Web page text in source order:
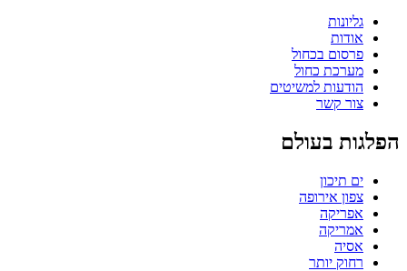
גליונות
אודות
פרסום בכחול
מערכת כחול
הודעות למשיטים
צור קשר
הפלגות בעולם
ים תיכון
צפון אירופה
אפריקה
אמריקה
אסיה
רחוק יותר